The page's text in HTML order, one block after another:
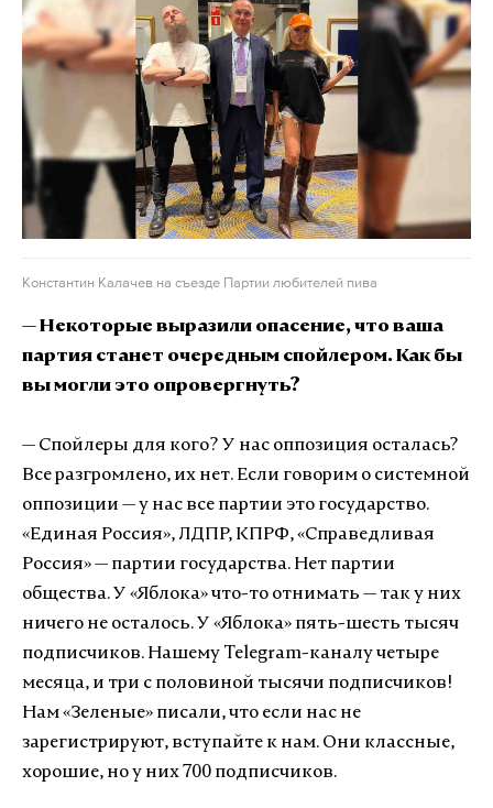
Константин Калачев на съезде Партии любителей пива
— Некоторые выразили опасение, что ваша
партия станет очередным спойлером. Как бы
вы могли это опровергнуть?
— Спойлеры для кого? У нас оппозиция осталась?
Все разгромлено, их нет. Если говорим о системной
оппозиции — у нас все партии это государство.
«Единая Россия», ЛДПР, КПРФ, «Справедливая
Россия» — партии государства. Нет партии
общества. У «Яблока» что-то отнимать — так у них
ничего не осталось. У «Яблока» пять-шесть тысяч
подписчиков. Нашему Telegram-каналу четыре
месяца, и три с половиной тысячи подписчиков!
Нам «Зеленые» писали, что если нас не
зарегистрируют, вступайте к нам. Они классные,
хорошие, но у них 700 подписчиков.